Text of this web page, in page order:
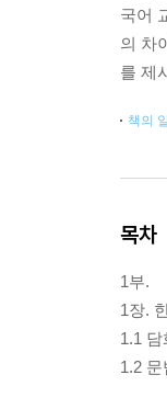
국어
의 차
를 제
책의
목차
1부.
1장.
1.1
1.2